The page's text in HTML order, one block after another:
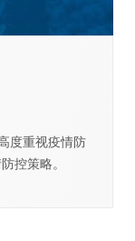
度重视疫情防
控策略。